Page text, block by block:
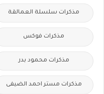
مذكرات سلسلة العمالقة
مذكرات فوكس
مذكرات محمود بدر
مذكرات مستر احمد الضيفى